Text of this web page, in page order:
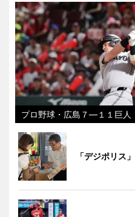
プロ野球・広島７―１１巨人
「デジポリス